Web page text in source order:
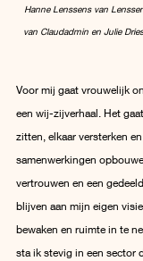
Hanne Lenssens van
van Claudadmin en Julie
Voor mij gaat vrouwelijk
een wij-zijverhaal. Het
zitten, elkaar versterken
samenwerkingen
vertrouwen en een
blijven aan mijn eigen
bewaken en ruimte in te
sta ik stevig in een sector